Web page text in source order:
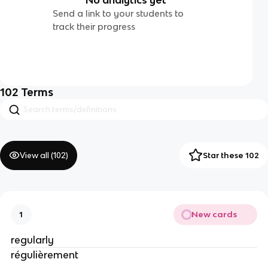
Send a link to your students to
track their progress
102 Terms
View all (102) Star these 102
1 New cards
regularly
régulièrement